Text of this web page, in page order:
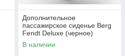
Дополнительное
пассажирское сиденье Berg
Fendt Deluxe (черное)
В наличии